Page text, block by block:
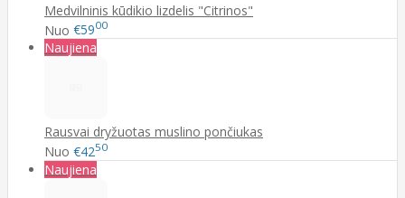
Medvilninis kūdikio lizdelis "Citrinos"
Nuo €5900
Naujiena
Rausvai dryžuotas muslino pončiukas
Nuo €4250
Naujiena